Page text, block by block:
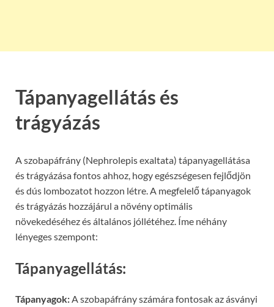
Tápanyagellátás és
trágyázás
A szobapáfrány (Nephrolepis exaltata) tápanyagellátása
és trágyázása fontos ahhoz, hogy egészségesen fejlődjön
és dús lombozatot hozzon létre. A megfelelő tápanyagok
és trágyázás hozzájárul a növény optimális
növekedéséhez és általános jóllétéhez. Íme néhány
lényeges szempont:
Tápanyagellátás:
Tápanyagok: A szobapáfrány számára fontosak az ásványi